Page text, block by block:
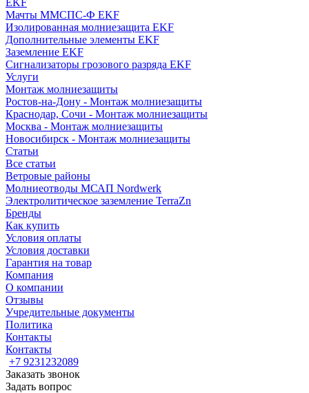
EKF
Мачты ММСПС-Ф EKF
Изолированная молниезащита EKF
Дополнительные элементы EKF
Заземление EKF
Сигнализаторы грозового разряда EKF
Услуги
Монтаж молниезащиты
Ростов-на-Дону - Монтаж молниезащиты
Краснодар, Сочи - Монтаж молниезащиты
Москва - Монтаж молниезащиты
Новосибирск - Монтаж молниезащиты
Статьи
Все статьи
Ветровые районы
Молниеотводы МСАП Nordwerk
Электролитическое заземление TerraZn
Бренды
Как купить
Условия оплаты
Условия доставки
Гарантия на товар
Компания
О компании
Отзывы
Учредительные документы
Политика
Контакты
Контакты
+7 9231232089
Заказать звонок
Задать вопрос